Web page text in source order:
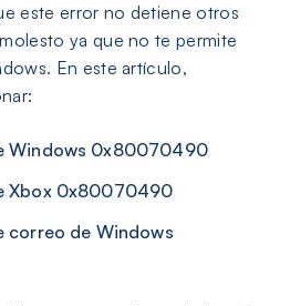
este error no detiene otros
ya que no te permite
En este artículo,
Windows 0x80070490
Xbox 0x80070490
correo de Windows